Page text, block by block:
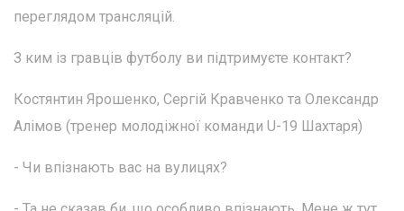
переглядом трансляцій.
З ким із гравців футболу ви підтримуєте контакт?
Костянтин Ярошенко, Сергій Кравченко та Олександр
Алімов (тренер молодіжної команди U-19 Шахтаря)
- Чи впізнають вас на вулицях?